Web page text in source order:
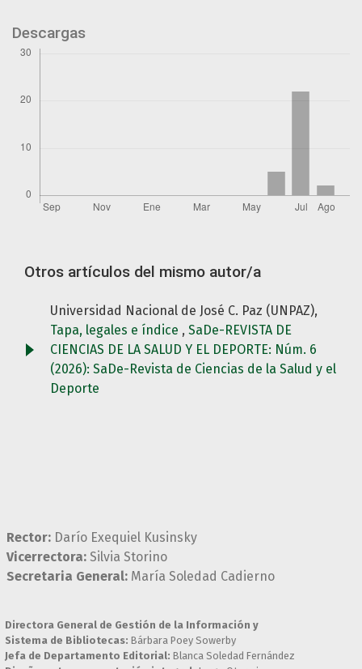
Descargas
Otros artículos del mismo autor/a
Universidad Nacional de José C. Paz (UNPAZ),
Tapa, legales e índice , SaDe-REVISTA DE
CIENCIAS DE LA SALUD Y EL DEPORTE: Núm. 6
(2026): SaDe-Revista de Ciencias de la Salud y el
Deporte
Rector: Darío Exequiel Kusinsky
Vicerrectora: Silvia Storino
Secretaria General: María Soledad Cadierno
Directora General de Gestión de la Información y
Sistema de Bibliotecas: Bárbara Poey Sowerby
Jefa de Departamento Editorial: Blanca Soledad Fernández